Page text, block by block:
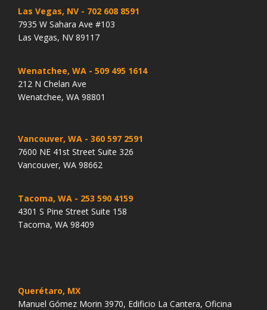
Las Vegas, NV - 702 608 8591
7935 W Sahara Ave #103
Las Vegas, NV 89117
Wenatchee, WA - 509 495 1614
212 N Chelan Ave
Wenatchee, WA 98801
Vancouver, WA - 360 597 2591
7600 NE 41st Street Suite 326
Vancouver, WA 98662
Tacoma, WA - 253 590 4159
4301 S Pine Street Suite 158
Tacoma, WA 98409
Querétaro, MX
Manuel Gómez Morin 3970, Edificio La Cantera, Oficina